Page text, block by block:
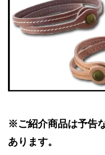
※ご紹介商品は予告
あります。